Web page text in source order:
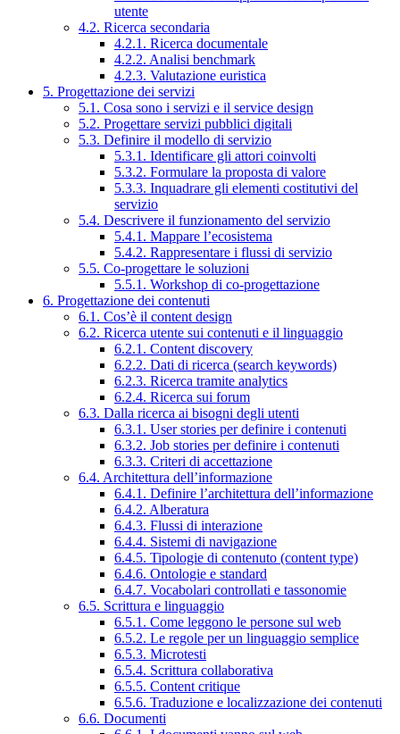
utente
4.2. Ricerca secondaria
4.2.1. Ricerca documentale
4.2.2. Analisi benchmark
4.2.3. Valutazione euristica
5. Progettazione dei servizi
5.1. Cosa sono i servizi e il service design
5.2. Progettare servizi pubblici digitali
5.3. Definire il modello di servizio
5.3.1. Identificare gli attori coinvolti
5.3.2. Formulare la proposta di valore
5.3.3. Inquadrare gli elementi costitutivi del
servizio
5.4. Descrivere il funzionamento del servizio
5.4.1. Mappare l’ecosistema
5.4.2. Rappresentare i flussi di servizio
5.5. Co-progettare le soluzioni
5.5.1. Workshop di co-progettazione
6. Progettazione dei contenuti
6.1. Cos’è il content design
6.2. Ricerca utente sui contenuti e il linguaggio
6.2.1. Content discovery
6.2.2. Dati di ricerca (search keywords)
6.2.3. Ricerca tramite analytics
6.2.4. Ricerca sui forum
6.3. Dalla ricerca ai bisogni degli utenti
6.3.1. User stories per definire i contenuti
6.3.2. Job stories per definire i contenuti
6.3.3. Criteri di accettazione
6.4. Architettura dell’informazione
6.4.1. Definire l’architettura dell’informazione
6.4.2. Alberatura
6.4.3. Flussi di interazione
6.4.4. Sistemi di navigazione
6.4.5. Tipologie di contenuto (content type)
6.4.6. Ontologie e standard
6.4.7. Vocabolari controllati e tassonomie
6.5. Scrittura e linguaggio
6.5.1. Come leggono le persone sul web
6.5.2. Le regole per un linguaggio semplice
6.5.3. Microtesti
6.5.4. Scrittura collaborativa
6.5.5. Content critique
6.5.6. Traduzione e localizzazione dei contenuti
6.6. Documenti